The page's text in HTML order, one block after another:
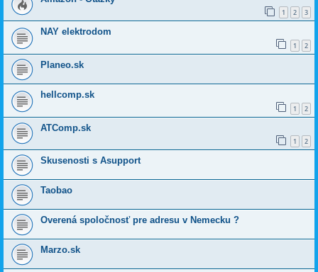
1 2 3
NAY elektrodom
1 2
Planeo.sk
hellcomp.sk
1 2
ATComp.sk
1 2
Skusenosti s Asupport
Taobao
Overená spoločnosť pre adresu v Nemecku ?
Marzo.sk